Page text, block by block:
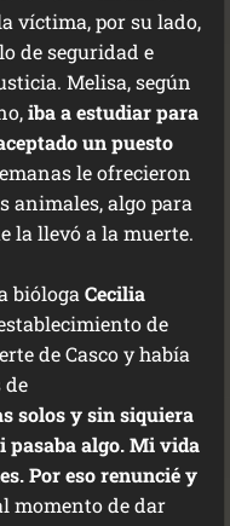
víctima, por su lado,
de seguridad e
Melisa, según
iba a estudiar para
un puesto
le ofrecieron
animales, algo para
la llevó a la muerte.
bióloga Cecilia
de
de Casco y había
de
solos y sin siquiera
pasaba algo. Mi vida
Por eso renuncié y
momento de dar